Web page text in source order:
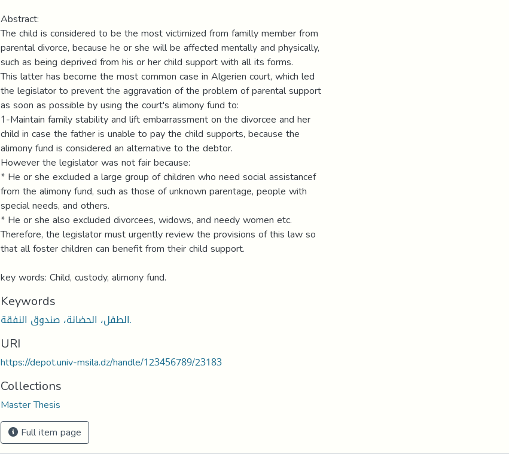
Abstract:
The child is considered to be the most victimized from familly member from
parental divorce, because he or she will be affected mentally and physically,
such as being deprived from his or her child support with all its forms.
This latter has become the most common case in Algerien court, which led
the legislator to prevent the aggravation of the problem of parental support
as soon as possible by using the court's alimony fund to:
1-Maintain family stability and lift embarrassment on the divorcee and her
child in case the father is unable to pay the child supports, because the
alimony fund is considered an alternative to the debtor.
However the legislator was not fair because:
* He or she excluded a large group of children who need social assistancef
from the alimony fund, such as those of unknown parentage, people with
special needs, and others.
* He or she also excluded divorcees, widows, and needy women etc.
Therefore, the legislator must urgently review the provisions of this law so
that all foster children can benefit from their child support.
key words: Child, custody, alimony fund.
Keywords
الطفل، الحضانة، صندوق النفقة.
URI
https://depot.univ-msila.dz/handle/123456789/23183
Collections
Master Thesis
Full item page